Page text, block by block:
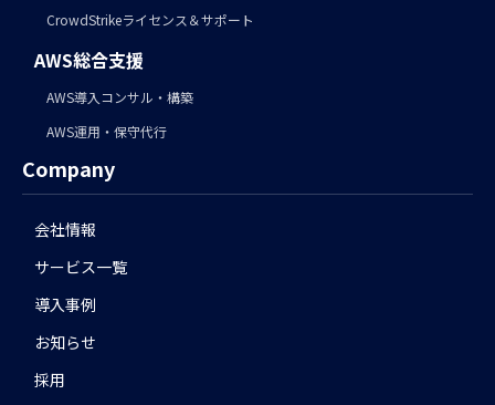
CrowdStrikeライセンス＆サポート
AWS総合支援
AWS導入コンサル・構築
AWS運用・保守代行
Company
会社情報
サービス一覧
導入事例
お知らせ
採用